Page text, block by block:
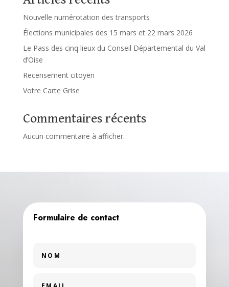
Nouvelle numérotation des transports
Élections municipales des 15 mars et 22 mars 2026
Le Pass des cinq lieux du Conseil Départemental du Val
d’Oise
Recensement citoyen
Votre Carte Grise
Commentaires récents
Aucun commentaire à afficher.
Formulaire de contact